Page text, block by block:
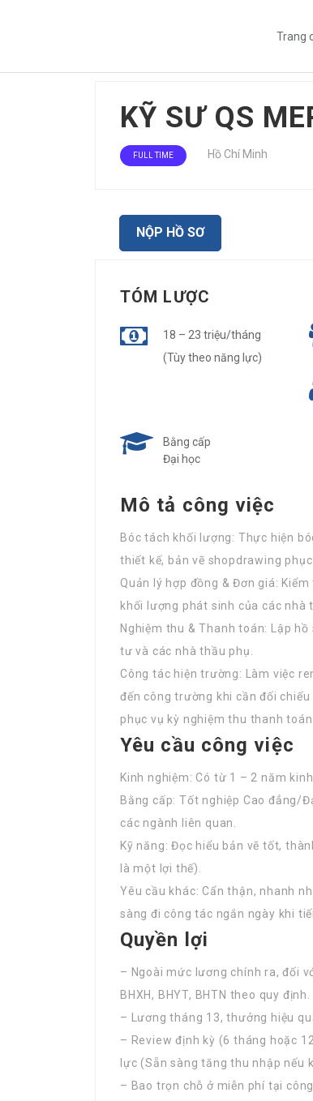
Trang
KỸ SƯ QS
FULL TIME Hồ Chí Minh
NỘP HỒ SƠ
TÓM LƯỢC
18 – 23 triệu/tháng
(Tùy theo năng lực)
Bằng cấp
Đại học
Mô tả công việc
Bóc tách khối lượng: Thực hiện
thiết kế, bản vẽ shopdrawing
Quản lý hợp đồng & Đơn giá:
khối lượng phát sinh của các nhà
Nghiệm thu & Thanh toán: Lập
tư và các nhà thầu phụ.
Công tác hiện trường: Làm việc
đến công trường khi cần đối
phục vụ kỳ nghiệm thu thanh toán.
Yêu cầu công việc
Kinh nghiệm: Có từ 1 – 2 năm
Bằng cấp: Tốt nghiệp Cao đẳng/
các ngành liên quan.
Kỹ năng: Đọc hiểu bản vẽ tốt,
là một lợi thế).
Yêu cầu khác: Cẩn thận, nhanh
sàng đi công tác ngắn ngày khi
Quyền lợi
– Ngoài mức lương chính ra, đối
BHXH, BHYT, BHTN theo quy định.
– Lương tháng 13, thưởng hiệu
– Review định kỳ (6 tháng hoặc
lực (Sẵn sàng tăng thu nhập nếu
– Bao trọn chỗ ở miễn phí tại